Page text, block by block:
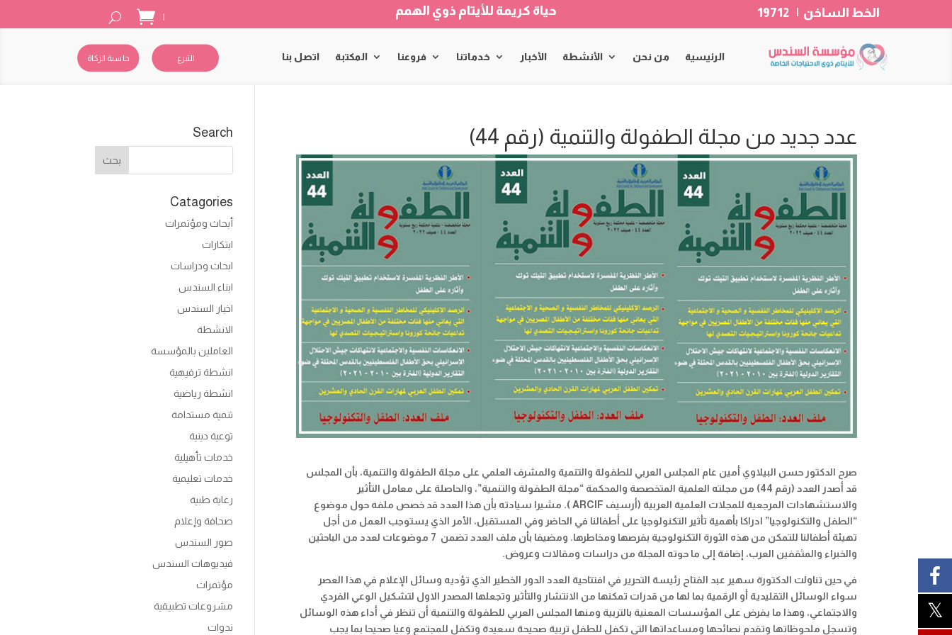
| حياة كريمة للأيتام ذوي الهمم الخط الساخن | 19712
التبرع حاسبة الزكاة الرئيسية من نحن الأنشطة الأخبار خدماتنا فروعنا المكتبة اتصل بنا
عدد جديد من مجلة الطفولة والتنمية (رقم 44)
صرح الدكتور حسن البيلاوي أمين عام المجلس العربي للطفولة والتنمية والمشرف العلمي على مجلة الطفولة والتنمية، بأن المجلس
قد أصدر العدد (رقم 44) من مجلته العلمية المتخصصة والمحكمة “مجلة الطفولة والتنمية”، والحاصلة على معامل التأثير
والاستشهادات المرجعية للمجلات العلمية العربية (أرسيف ARCIF). مشيرا سيادته بأن هذا العدد قد خصص ملفه حول موضوع
“الطفل والتكنولوجيا” ادراكا بأهمية تأثير التكنولوجيا على أطفالنا في الحاضر وفي المستقبل، الأمر الذي يستوجب العمل من أجل
تهيئة أطفالنا للتمكن من هذه الثورة التكنولوجية بفرصها ومخاطرها. ومضيفا بأن ملف العدد تضمن 7 موضوعات لعدد من الباحثين
والخبراء والمثقفين العرب، إضافة إلى ما حوته المجلة من دراسات ومقالات وعروض.
في حين تناولت الدكتورة سهير عبد الفتاح رئيسة التحرير في افتتاحية العدد الدور الخطير الذي تؤديه وسائل الإعلام في هذا العصر
سواء الوسائل التقليدية أو الرقمية بما لها من قدرات تمكنها من الانتشار والتأثير وتجعلها المصدر الاول لتشكيل الوعي الفردي
والاجتماعي، وهذا ما يفرض على المؤسسات المعنية بالتربية ومنها المجلس العربي للطفولة والتنمية أن تنظر في أداء هذه الوسائل
وتسجل ملحوظاتها وتقدم نصائحها ومساعداتها التي تكفل للطفل تربية صحيحة سعيدة وتكفل للمجتمع وعيا صحيحا بما يجب
Search
Catagories
أبحاث ومؤتمرات
ابتكارات
ابحاث ودراسات
ابناء السندس
اخبار السندس
الانشطة
العاملين بالمؤسسة
انشطة ترفيهية
انشطة رياضية
تنمية مستدامة
توعية دينية
خدمات تأهيلية
خدمات تعليمية
رعاية طبية
صحافة وإعلام
صور السندس
فيديوهات السندس
مؤتمرات
مشروعات تطبيقية
ندوات